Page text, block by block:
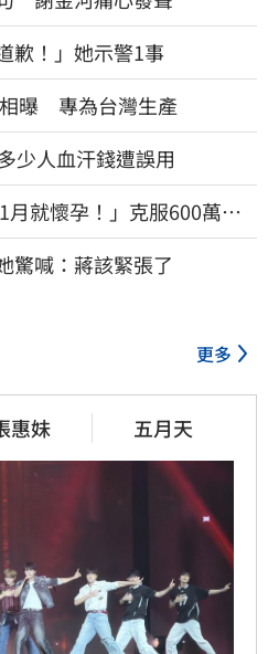
歉！」她示警1事
曝 專為台灣生產
少人血汗錢遭誤用
就懷孕！」克服600萬債
喊：蔣該緊張了
更多
惠妹 五月天